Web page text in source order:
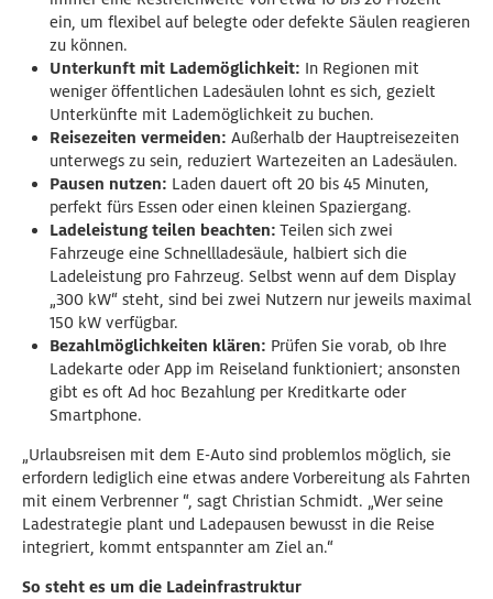
ein, um flexibel auf belegte oder defekte Säulen reagieren
zu können.
Unterkunft mit Lademöglichkeit: In Regionen mit
weniger öffentlichen Ladesäulen lohnt es sich, gezielt
Unterkünfte mit Lademöglichkeit zu buchen.
Reisezeiten vermeiden: Außerhalb der Hauptreisezeiten
unterwegs zu sein, reduziert Wartezeiten an Ladesäulen.
Pausen nutzen: Laden dauert oft 20 bis 45 Minuten,
perfekt fürs Essen oder einen kleinen Spaziergang.
Ladeleistung teilen beachten: Teilen sich zwei
Fahrzeuge eine Schnellladesäule, halbiert sich die
Ladeleistung pro Fahrzeug. Selbst wenn auf dem Display
„300 kW“ steht, sind bei zwei Nutzern nur jeweils maximal
150 kW verfügbar.
Bezahlmöglichkeiten klären: Prüfen Sie vorab, ob Ihre
Ladekarte oder App im Reiseland funktioniert; ansonsten
gibt es oft Ad hoc Bezahlung per Kreditkarte oder
Smartphone.
„Urlaubsreisen mit dem E-Auto sind problemlos möglich, sie
erfordern lediglich eine etwas andere Vorbereitung als Fahrten
mit einem Verbrenner “, sagt Christian Schmidt. „Wer seine
Ladestrategie plant und Ladepausen bewusst in die Reise
integriert, kommt entspannter am Ziel an.“
So steht es um die Ladeinfrastruktur